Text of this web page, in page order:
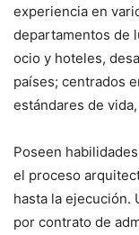
experiencia en
departamentos de
ocio y hoteles,
países; centrados
estándares de
Poseen
el proceso
hasta la ejecución.
por contrato de